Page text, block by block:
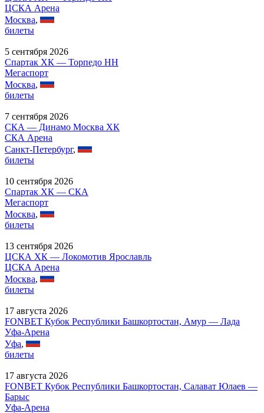
ЦСКА Арена
Москва,
билеты
5 сентября 2026
Спартак ХК — Торпедо НН
Мегаспорт
Москва,
билеты
7 сентября 2026
СКА — Динамо Москва ХК
СКА Арена
Санкт-Петербург,
билеты
10 сентября 2026
Спартак ХК — СКА
Мегаспорт
Москва,
билеты
13 сентября 2026
ЦСКА ХК — Локомотив Ярославль
ЦСКА Арена
Москва,
билеты
17 августа 2026
FONBET Кубок Республики Башкортостан, Амур — Лада
Уфа-Арена
Уфа,
билеты
17 августа 2026
FONBET Кубок Республики Башкортостан, Салават Юлаев —
Барыс
Уфа-Арена